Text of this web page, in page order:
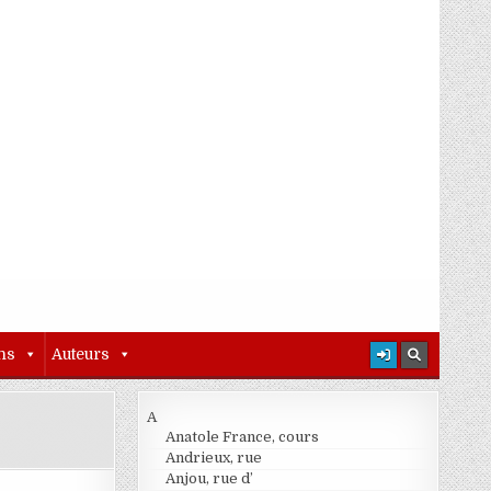
Auteurs
A
Anatole France, cours
Andrieux, rue
Anjou, rue d’